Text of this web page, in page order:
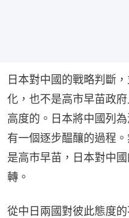
日本對中國的戰略判斷
化，也不是高市早苗政
高度的。日本將中國列
有一個逐步醖釀的過程
是高市早苗，日本對中
轉。
從中日兩國對彼此態度